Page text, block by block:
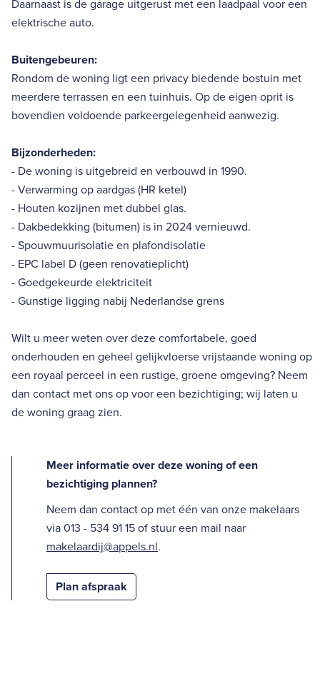
Daarnaast is de garage uitgerust met een laadpaal voor een
elektrische auto.
Buitengebeuren:
Rondom de woning ligt een privacy biedende bostuin met
meerdere terrassen en een tuinhuis. Op de eigen oprit is
bovendien voldoende parkeergelegenheid aanwezig.
Bijzonderheden:
- De woning is uitgebreid en verbouwd in 1990.
- Verwarming op aardgas (HR ketel)
- Houten kozijnen met dubbel glas.
- Dakbedekking (bitumen) is in 2024 vernieuwd.
- Spouwmuurisolatie en plafondisolatie
- EPC label D (geen renovatieplicht)
- Goedgekeurde elektriciteit
- Gunstige ligging nabij Nederlandse grens
Wilt u meer weten over deze comfortabele, goed
onderhouden en geheel gelijkvloerse vrijstaande woning op
een royaal perceel in een rustige, groene omgeving? Neem
dan contact met ons op voor een bezichtiging; wij laten u
de woning graag zien.
Meer informatie over deze woning of een
bezichtiging plannen?
Neem dan contact op met één van onze makelaars
via 013 - 534 91 15 of stuur een mail naar
makelaardij@appels.nl.
Plan afspraak